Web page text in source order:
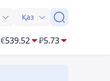
Қаз
€539.52 ₽5.73